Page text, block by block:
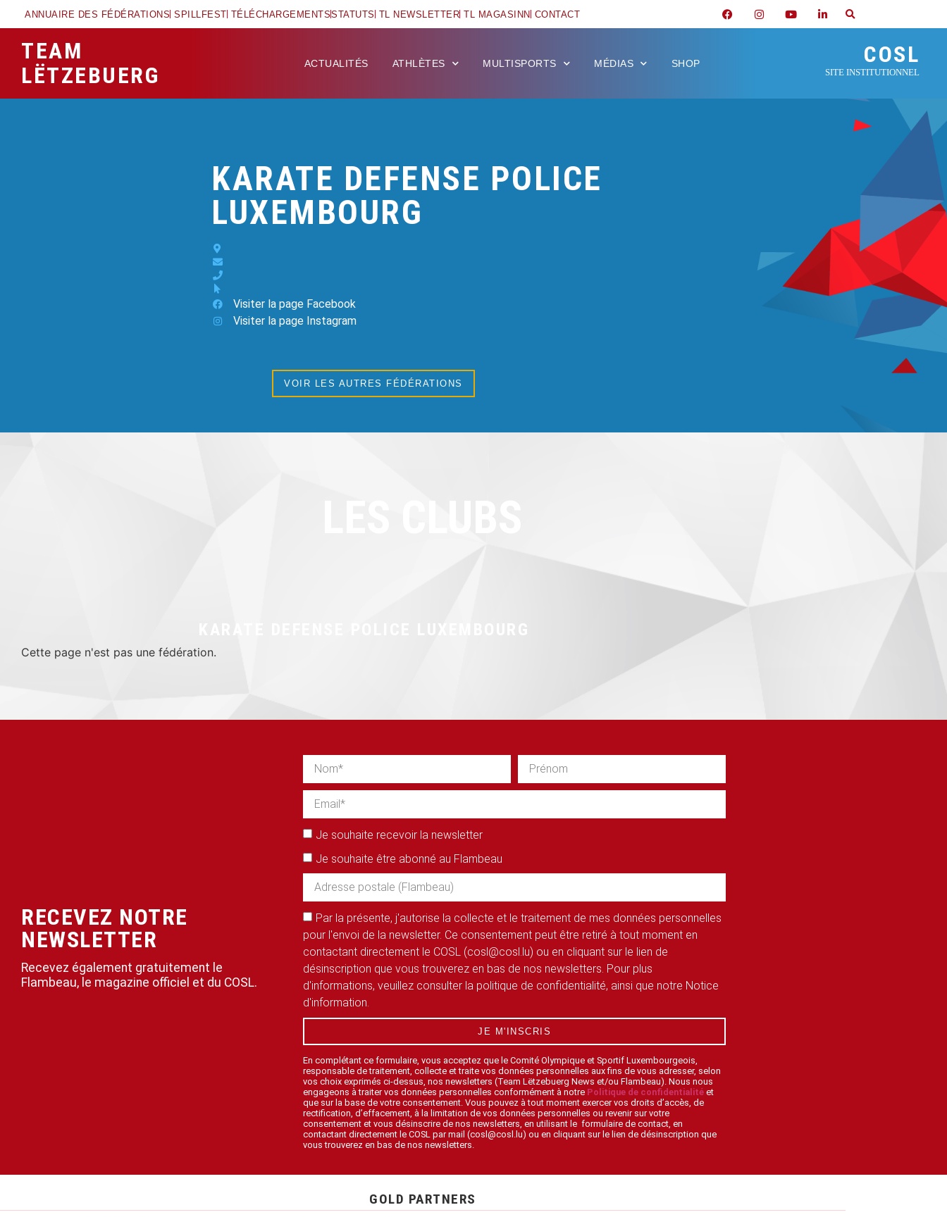
ANNUAIRE DES FÉDÉRATIONS SPILLFEST TÉLÉCHARGEMENTSSTATUTS TL NEWSLETTER TL MAGASINN CONTACT
TEAM
LËTZEBUERG
ACTUALITÉS ATHLÈTES MULTISPORTS MÉDIAS SHOP COSL
SITE INSTITUTIONNEL
KARATE DEFENSE POLICE
LUXEMBOURG
Visiter la page Facebook
Visiter la page Instagram
VOIR LES AUTRES FÉDÉRATIONS
Cette page n'est pas une fédération.
RECEVEZ NOTRE
NEWSLETTER
Recevez également gratuitement le
Flambeau, le magazine officiel et du COSL.
Je souhaite recevoir la newsletter
Je souhaite être abonné au Flambeau
Par la présente, j'autorise la collecte et le traitement de mes données personnelles
pour l'envoi de la newsletter. Ce consentement peut être retiré à tout moment en
contactant directement le COSL (cosl@cosl.lu) ou en cliquant sur le lien de
désinscription que vous trouverez en bas de nos newsletters. Pour plus
d'informations, veuillez consulter la politique de confidentialité, ainsi que notre Notice
d'information.
JE M'INSCRIS
En complétant ce formulaire, vous acceptez que le Comité Olympique et Sportif Luxembourgeois,
responsable de traitement, collecte et traite vos données personnelles aux fins de vous adresser, selon
vos choix exprimés ci-dessus, nos newsletters (Team Lëtzebuerg News et/ou Flambeau). Nous nous
engageons à traiter vos données personnelles conformément à notre Politique de confidentialité et
que sur la base de votre consentement. Vous pouvez à tout moment exercer vos droits d’accès, de
rectification, d’effacement, à la limitation de vos données personnelles ou revenir sur votre
consentement et vous désinscrire de nos newsletters, en utilisant le formulaire de contact, en
contactant directement le COSL par mail (cosl@cosl.lu) ou en cliquant sur le lien de désinscription que
vous trouverez en bas de nos newsletters.
GOLD PARTNERS